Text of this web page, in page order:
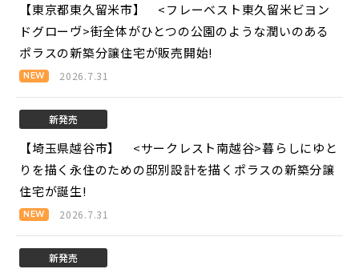
【東京都東久留米市】 <フレーベスト東久留米ビヨン
ドグローヴ>街全体がひとつの公園のような潤いのある
ポラスの新築分譲住宅が販売開始!
2026.7.31
新発売
【埼玉県越谷市】 <サークレスト南越谷>暮らしにゆと
りを描く永住のための邸別設計を描くポラスの新築分譲
住宅が誕生!
2026.7.31
新発売